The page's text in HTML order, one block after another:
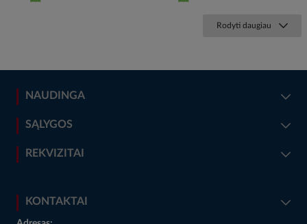
Rodyti daugiau
NAUDINGA
SĄLYGOS
REKVIZITAI
KONTAKTAI